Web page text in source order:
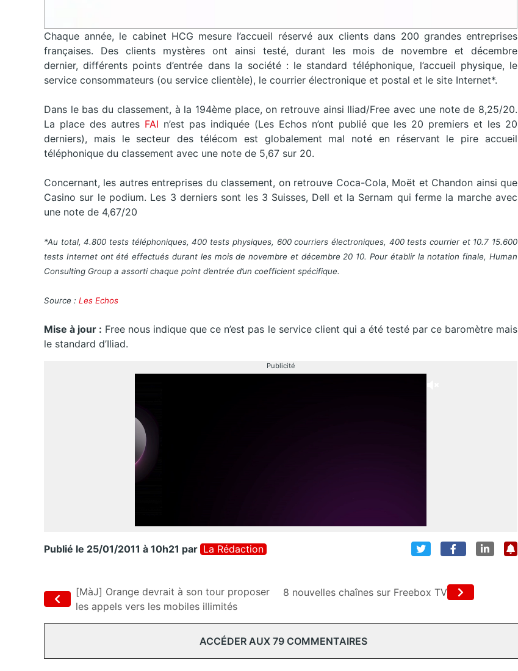
Chaque année, le cabinet HCG mesure l’accueil réservé aux clients dans 200 grandes entreprises
françaises. Des clients mystères ont ainsi testé, durant les mois de novembre et décembre
dernier, différents points d’entrée dans la société : le standard téléphonique, l’accueil physique, le
service consommateurs (ou service clientèle), le courrier électronique et postal et le site Internet*.
Dans le bas du classement, à la 194ème place, on retrouve ainsi Iliad/Free avec une note de 8,25/20.
La place des autres FAI n’est pas indiquée (Les Echos n’ont publié que les 20 premiers et les 20
derniers), mais le secteur des télécom est globalement mal noté en réservant le pire accueil
téléphonique du classement avec une note de 5,67 sur 20.
Concernant, les autres entreprises du classement, on retrouve Coca-Cola, Moët et Chandon ainsi que
Casino sur le podium. Les 3 derniers sont les 3 Suisses, Dell et la Sernam qui ferme la marche avec
une note de 4,67/20
*Au total, 4.800 tests téléphoniques, 400 tests physiques, 600 courriers électroniques, 400 tests courrier et 10.7 15.600
tests Internet ont été effectués durant les mois de novembre et décembre 20 10. Pour établir la notation finale, Human
Consulting Group a assorti chaque point d’entrée d’un coefficient spécifique.
Source : Les Echos
Mise à jour : Free nous indique que ce n’est pas le service client qui a été testé par ce baromètre mais
le standard d’Iliad.
Publicité
Publié le 25/01/2011 à 10h21 par La Rédaction
[MàJ] Orange devrait à son tour proposer
les appels vers les mobiles illimités
8 nouvelles chaînes sur Freebox TV
ACCÉDER AUX 79 COMMENTAIRES